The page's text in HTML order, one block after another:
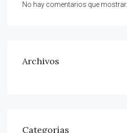
No hay comentarios que mostrar.
Archivos
Categorías